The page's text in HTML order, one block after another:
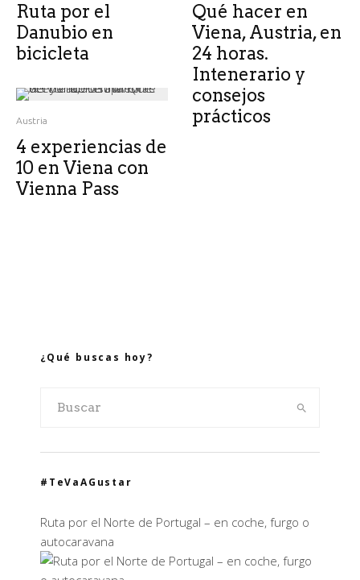
Ruta por el
Danubio en
bicicleta
Austria
4 experiencias de
10 en Viena con
Vienna Pass
Qué hacer en
Viena, Austria, en
24 horas.
Intenerario y
consejos
prácticos
¿Qué buscas hoy?
#TeVaAGustar
Ruta por el Norte de Portugal – en coche, furgo o
autocaravana